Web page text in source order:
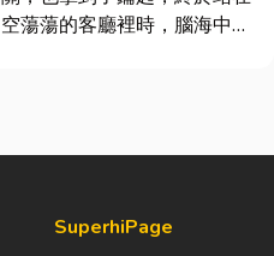
空蕩蕩的客廳裡時，腦海中是
SuperhiPage